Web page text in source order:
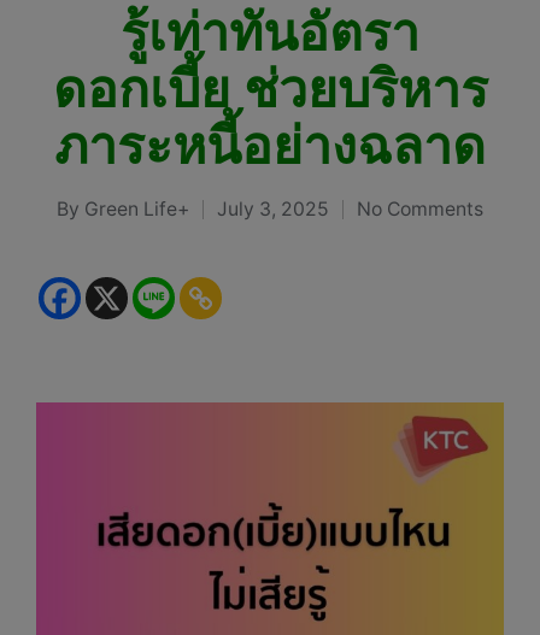
รู้เท่าทันอัตรา
ดอกเบี้ย ช่วยบริหาร
ภาระหนี้อย่างฉลาด
Posted
By Green Life+ July 3, 2025 No Comments